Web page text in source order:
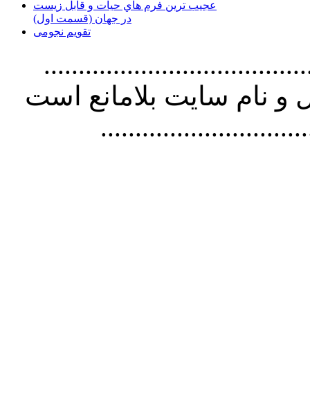
عجیب ترین فرم هاي حيات و قابل زيست
در جهان (قسمت اول)
تقویم نجومی
استفاده از
نام سايت بلامانع است